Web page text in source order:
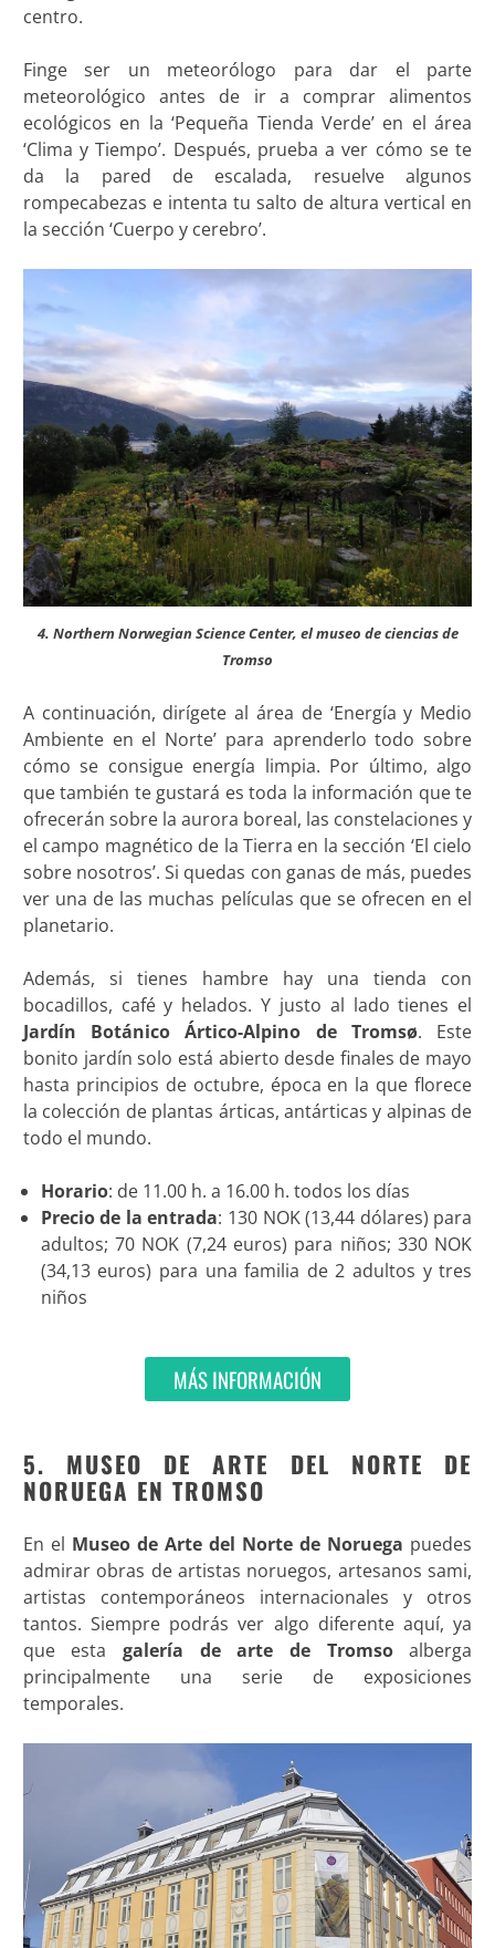
centro.
Finge ser un meteorólogo para dar el parte
meteorológico antes de ir a comprar alimentos
ecológicos en la ‘Pequeña Tienda Verde’ en el área
‘Clima y Tiempo’. Después, prueba a ver cómo se te
da la pared de escalada, resuelve algunos
rompecabezas e intenta tu salto de altura vertical en
la sección ‘Cuerpo y cerebro’.
4. Northern Norwegian Science Center, el museo de ciencias de
Tromso
A continuación, dirígete al área de ‘Energía y Medio
Ambiente en el Norte’ para aprenderlo todo sobre
cómo se consigue energía limpia. Por último, algo
que también te gustará es toda la información que te
ofrecerán sobre la aurora boreal, las constelaciones y
el campo magnético de la Tierra en la sección ‘El cielo
sobre nosotros’. Si quedas con ganas de más, puedes
ver una de las muchas películas que se ofrecen en el
planetario.
Además, si tienes hambre hay una tienda con
bocadillos, café y helados. Y justo al lado tienes el
Jardín Botánico Ártico-Alpino de Tromsø. Este
bonito jardín solo está abierto desde finales de mayo
hasta principios de octubre, época en la que florece
la colección de plantas árticas, antárticas y alpinas de
todo el mundo.
Horario: de 11.00 h. a 16.00 h. todos los días
Precio de la entrada: 130 NOK (13,44 dólares) para
adultos; 70 NOK (7,24 euros) para niños; 330 NOK
(34,13 euros) para una familia de 2 adultos y tres
niños
MÁS INFORMACIÓN
5. MUSEO DE ARTE DEL NORTE DE
NORUEGA EN TROMSO
En el Museo de Arte del Norte de Noruega puedes
admirar obras de artistas noruegos, artesanos sami,
artistas contemporáneos internacionales y otros
tantos. Siempre podrás ver algo diferente aquí, ya
que estagalería de arte de Tromsoalberga
principalmente una serie de exposiciones
temporales.